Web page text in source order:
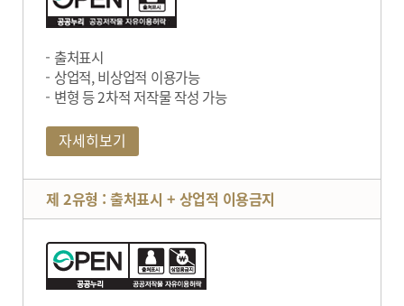
출처표시
상업적, 비상업적 이용가능
변형 등 2차적 저작물 작성 가능
자세히보기
제 2유형 : 출처표시 + 상업적 이용금지